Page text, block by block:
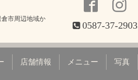
倉市周辺地域か
0587-37-2903
店舗情報 メニュー 写真